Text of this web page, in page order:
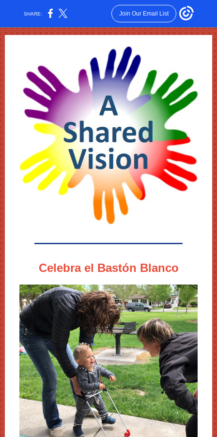
SHARE: Join Our Email List
Celebra el Bastón Blanco